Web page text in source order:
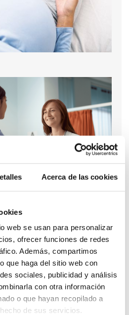
Acerca de las cookies
web se usan para personalizar
ofrecer funciones de redes
Además, compartimos
que haga del sitio web con
sociales, publicidad y análisis
con otra información
o que hayan recopilado a
de sus servicios.